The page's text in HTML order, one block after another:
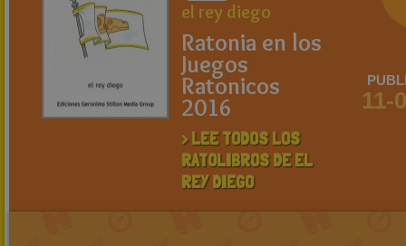
el rey diego
Ratonia en los
Juegos
Ratonicos
2016
> LEE TODOS LOS
RATOLIBROS DE EL
REY DIEGO
11-